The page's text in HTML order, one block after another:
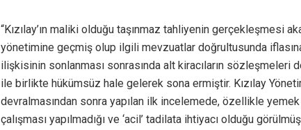
“Kızılay’ın maliki olduğu taşınmaz tahliyenin gerçekleşmesi
yönetimine geçmiş olup ilgili mevzuatlar doğrultusunda
ilişkisinin sonlanması sonrasında alt kiracıların sözleşmeleri
ile birlikte hükümsüz hale gelerek sona ermiştir. Kızılay
devralmasından sonra yapılan ilk incelemede, özellikle yemek
çalışması yapılmadığı ve ‘acil’ tadilata ihtiyacı olduğu